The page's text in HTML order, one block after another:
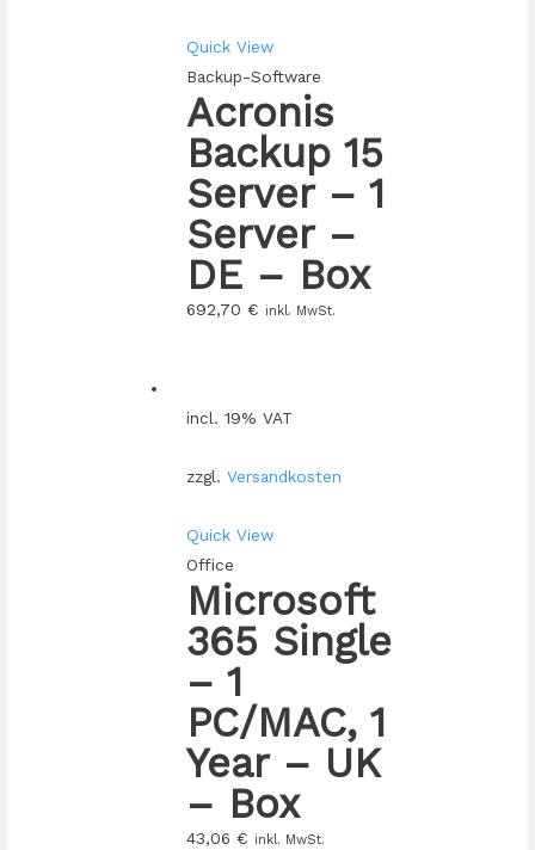
Quick View
Backup-Software
Acronis
Backup 15
Server – 1
Server –
DE – Box
692,70 € inkl. MwSt.
incl. 19% VAT
zzgl. Versandkosten
Quick View
Office
Microsoft
365 Single
– 1
PC/MAC, 1
Year – UK
– Box
43,06 € inkl. MwSt.